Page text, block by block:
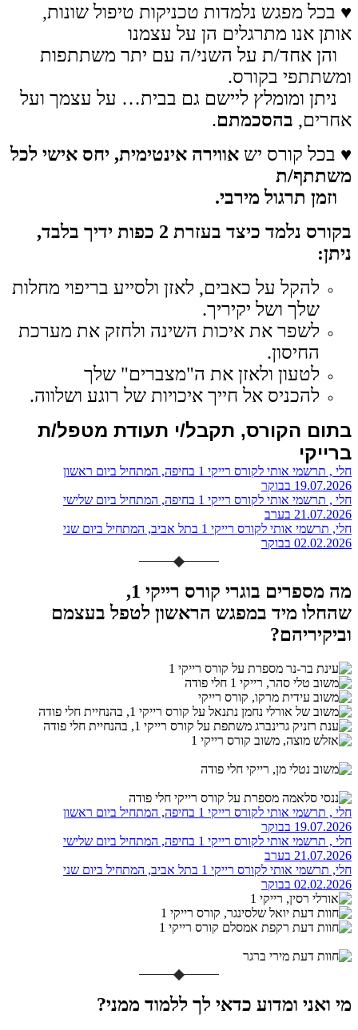
♥ בכל מפגש נלמדות טכניקות טיפול שונות,
אותן אנו מתרגלים הן על עצמנו
והן אחד/ת על השני/ה עם יתר משתתפות
ומשתתפי בקורס.
ניתן ומומלץ ליישם גם בבית… על עצמך ועל
אחרים, בהסכמתם.
♥ בכל קורס יש אווירה אינטימית, יחס אישי לכל
משתתף/ת
וזמן תרגול מירבי.
בקורס נלמד כיצד בעזרת 2 כפות ידיך בלבד,
ניתן:
להקל על כאבים, לאזן ולסייע בריפוי מחלות
שלך ושל יקיריך.
לשפר את איכות השינה ולחזק את מערכת
החיסון.
לטעון ולאזן את ה"מצברים" שלך
להכניס אל חייך איכויות של רוגע ושלווה.
בתום הקורס, תקבל/י תעודת מטפל/ת
ברייקי
חלי , תרשמי אותי לקורס רייקי 1 בחיפה, המתחיל ביום ראשון
19.07.2026 בבוקר
חלי , תרשמי אותי לקורס רייקי 1 בחיפה, המתחיל ביום שלישי
21.07.2026 בערב
חלי, תרשמי אותי לקורס רייקי 1 בתל אביב, המתחיל ביום שני
02.02.2026 בבוקר
מה מספרים בוגרי קורס רייקי 1,
שהחלו מיד במפגש הראשון לטפל בעצמם
וביקיריהם?
חלי , תרשמי אותי לקורס רייקי 1 בחיפה, המתחיל ביום ראשון
19.07.2026 בבוקר
חלי , תרשמי אותי לקורס רייקי 1 בחיפה, המתחיל ביום שלישי
21.07.2026 בערב
חלי, תרשמי אותי לקורס רייקי 1 בתל אביב, המתחיל ביום שני
02.02.2026 בבוקר
מי ואני ומדוע כדאי לך ללמוד ממני?